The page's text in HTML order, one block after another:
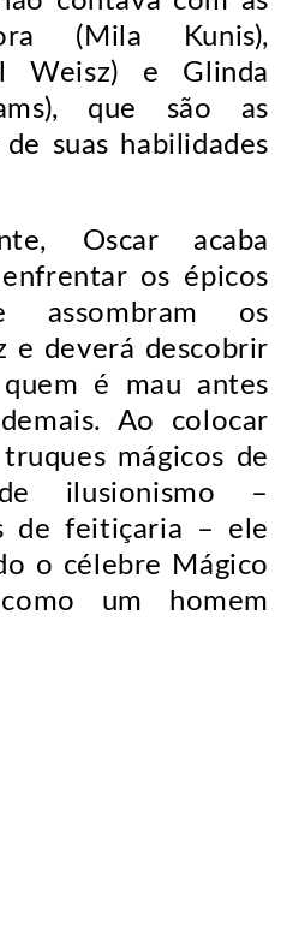
(Mila Kunis),
Weisz) e Glinda
que são as
suas habilidades
Oscar acaba
os épicos
assombram os
e deverá descobrir
é mau antes
Ao colocar
mágicos de
ilusionismo –
de feitiçaria – ele
o célebre Mágico
um homem